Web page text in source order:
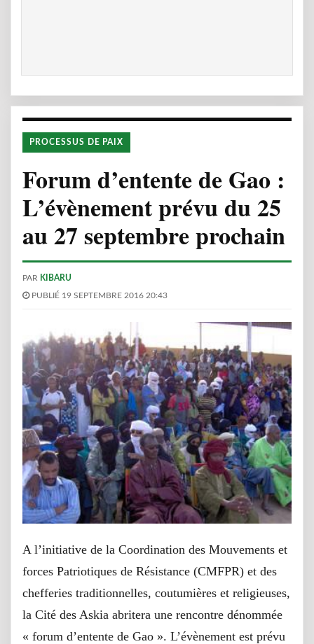
PROCESSUS DE PAIX
Forum d’entente de Gao :
L’évènement prévu du 25
au 27 septembre prochain
PAR KIBARU
PUBLIÉ 19 SEPTEMBRE 2016 20:43
A l’initiative de la Coordination des Mouvements et
forces Patriotiques de Résistance (CMFPR) et des
chefferies traditionnelles, coutumières et religieuses,
la Cité des Askia abritera une rencontre dénommée
« forum d’entente de Gao ». L’évènement est prévu